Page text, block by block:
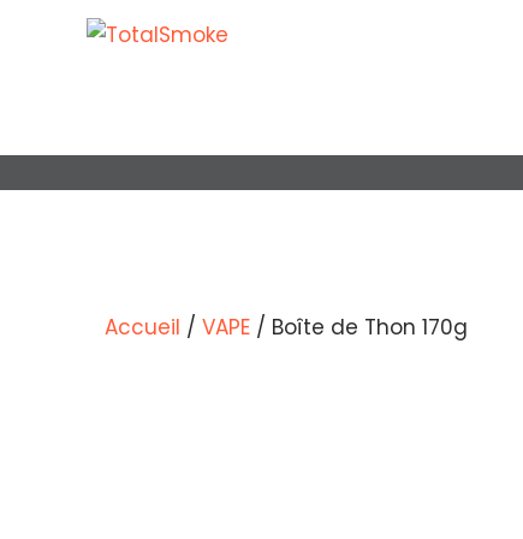
Accueil / VAPE / Boîte de Thon 170g